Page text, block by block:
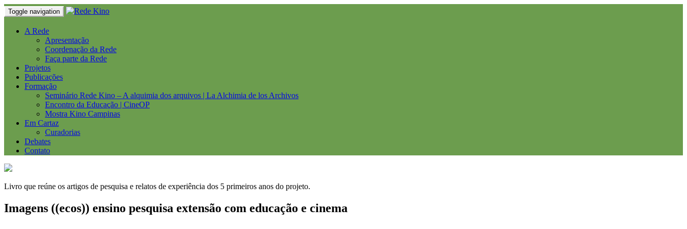
Toggle navigation
A Rede
Apresentação
Coordenação da Rede
Faça parte da Rede
Projetos
Publicações
Formação
Seminário Rede Kino – A alquimia dos arquivos | La Alchimia de los Archivos
Encontro da Educação | CineOP
Mostra Kino Campinas
Em Cartaz
Curadorias
Debates
Contato
Livro que reúne os artigos de pesquisa e relatos de experiência dos 5 primeiros anos do projeto.
Imagens ((ecos)) ensino pesquisa extensão com educação e cinema